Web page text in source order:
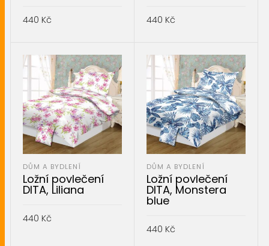
440 Kč 440 Kč
DŮM A BYDLENÍ
Ložní povlečení
DITA, Liliana
440 Kč
DŮM A BYDLENÍ
Ložní povlečení
DITA, Monstera
blue
440 Kč